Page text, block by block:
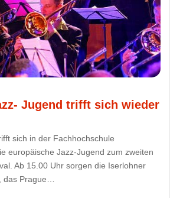
Jugend trifft sich wieder
sich in der Fachhochschule
europäische Jazz-Jugend zum zweiten
Ab 15.00 Uhr sorgen die Iserlohner
das Prague…